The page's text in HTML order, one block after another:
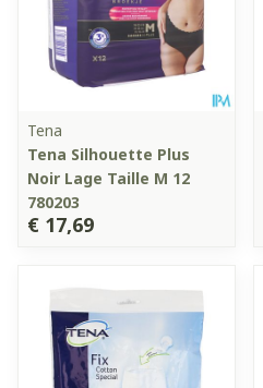
Tena
Tena Silhouette Plus
Noir Lage Taille M 12
780203
€ 17,69